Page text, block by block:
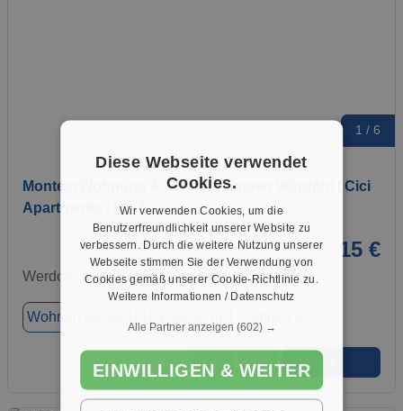
1 / 6
MonteurWohnung & MonteurZimmer Werdohl | Cici
Apartments | bis 4…
15 €
Werdohl, 58791
Wohnen auf Zeit
★ ➦
Diese Webseite verwendet
Cookies.
Wir verwenden Cookies, um die
Benutzerfreundlichkeit unserer Website zu
verbessern. Durch die weitere Nutzung unserer
Webseite stimmen Sie der Verwendung von
Cookies gemäß unserer Cookie-Richtlinie zu.
Weitere Informationen / Datenschutz
Alle Partner anzeigen (602) →
EINWILLIGEN & WEITER